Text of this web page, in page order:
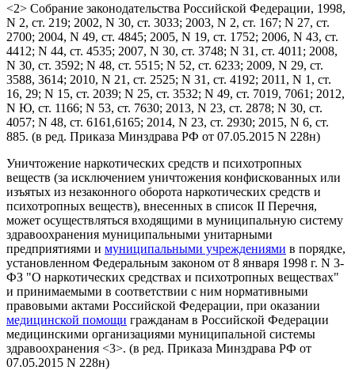
<2> Собрание законодательства Российской Федерации, 1998,
N 2, ст. 219; 2002, N 30, ст. 3033; 2003, N 2, ст. 167; N 27, ст.
2700; 2004, N 49, ст. 4845; 2005, N 19, ст. 1752; 2006, N 43, ст.
4412; N 44, ст. 4535; 2007, N 30, ст. 3748; N 31, ст. 4011; 2008,
N 30, ст. 3592; N 48, ст. 5515; N 52, ст. 6233; 2009, N 29, ст.
3588, 3614; 2010, N 21, ст. 2525; N 31, ст. 4192; 2011, N 1, ст.
16, 29; N 15, ст. 2039; N 25, ст. 3532; N 49, ст. 7019, 7061; 2012,
N Ю, ст. 1166; N 53, ст. 7630; 2013, N 23, ст. 2878; N 30, ст.
4057; N 48, ст. 6161,6165; 2014, N 23, ст. 2930; 2015, N 6, ст.
885. (в ред. Приказа Минздрава РФ от 07.05.2015 N 228н)
Уничтожение наркотических средств и психотропных
веществ (за исключением уничтожения конфискованных или
изъятых из незаконного оборота наркотических средств и
психотропных веществ), внесенных в список II Перечня,
может осуществляться входящими в муниципальную систему
здравоохранения муниципальными унитарными
предприятиями и муниципальными учреждениями в порядке,
установленном Федеральным законом от 8 января 1998 г. N 3-
ФЗ "О наркотических средствах и психотропных веществах"
и принимаемыми в соответствии с ним нормативными
правовыми актами Российской Федерации, при оказании
медицинской помощи гражданам в Российской Федерации
медицинскими организациями муниципальной системы
здравоохранения <3>. (в ред. Приказа Минздрава РФ от
07.05.2015 N 228н)